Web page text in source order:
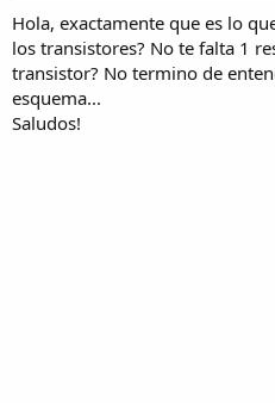
Hola, exactamente que es lo
los transistores? No te falta 1
transistor? No termino de
esquema...
Saludos!